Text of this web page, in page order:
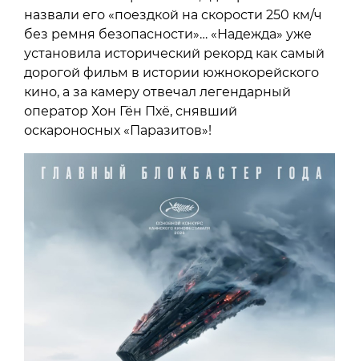
назвали его «поездкой на скорости 250 км/ч
без ремня безопасности»… «Надежда» уже
установила исторический рекорд как самый
дорогой фильм в истории южнокорейского
кино, а за камеру отвечал легендарный
оператор Хон Гён Пхё, снявший
оскароносных «Паразитов»!